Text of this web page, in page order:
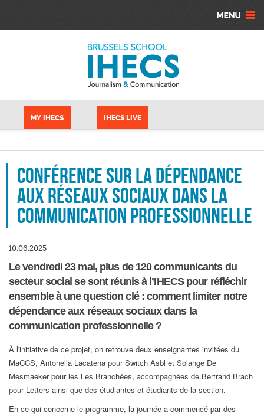
MY IHECS IHECS LIVE
Conférence sur la dépendance
aux réseaux sociaux dans la
communication professionnelle
10.06.2025
Le vendredi 23 mai, plus de 120 communicants du
secteur social se sont réunis à l’IHECS pour réfléchir
ensemble à une question clé : comment limiter notre
dépendance aux réseaux sociaux dans la
communication professionnelle ?
À l'initiative de ce projet, on retrouve deux enseignantes invitées du
MaCCS, Antonella Lacatena pour Switch Asbl et Solange De
Mesmaeker pour les Les Branchées, accompagnées de Bertrand Brach
pour Letters ainsi que des étudiantes et étudiants de la section.
En ce qui concerne le programme, la journée a commencé par des